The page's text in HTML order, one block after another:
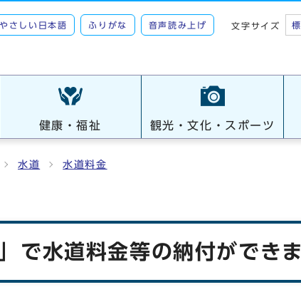
やさしい日本語 ふりがな 音声読み上げ 文字サイズ
健康・福祉 観光・文化・スポーツ
水道 水道料金
で水道料金等の納付ができ